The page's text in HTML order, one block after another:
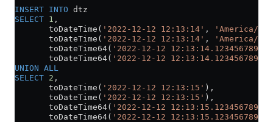
INSERT INTO dtz
SELECT 1 ,
       toDateTime(
'2022-12-12 12:13:14' ,
'America/
       toDateTime(
'2022-12-12 12:13:14' ,
'America/
       toDateTime64(
'2022-12-12 12:13:14.123456789'
       toDateTime64(
'2022-12-12 12:13:14.123456789'
UNION ALL
SELECT 2 ,
       toDateTime(
'2022-12-12 12:13:15' ),
       toDateTime(
'2022-12-12 12:13:15' ),
       toDateTime64(
'2022-12-12 12:13:15.123456789'
       toDateTime64(
'2022-12-12 12:13:15.123456789'